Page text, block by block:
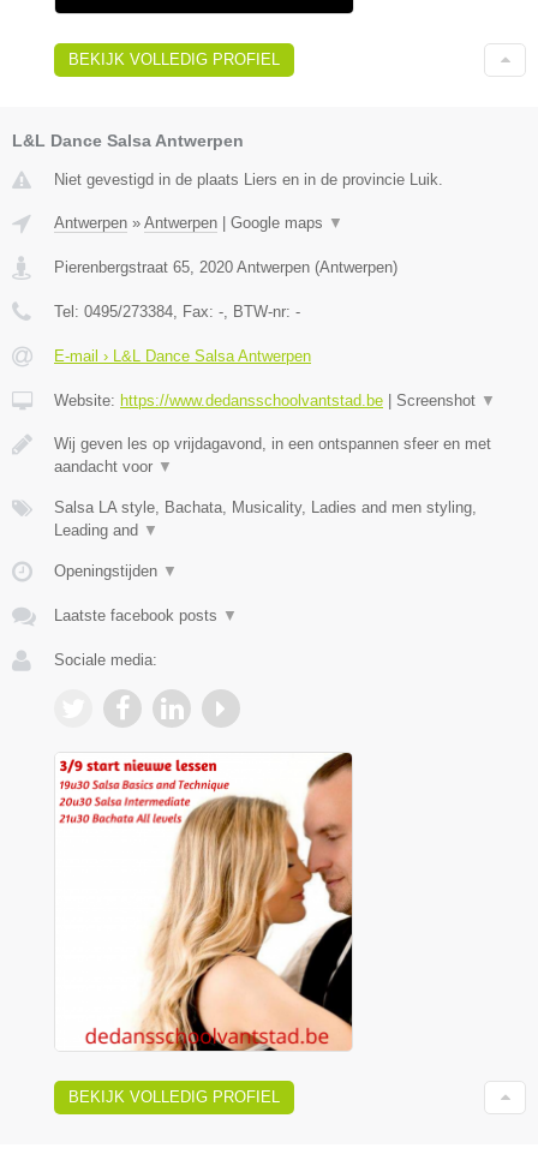
BEKIJK VOLLEDIG PROFIEL
L&L Dance Salsa Antwerpen
Niet gevestigd in de plaats Liers en in de provincie Luik.
Antwerpen » Antwerpen | Google maps ▼
Pierenbergstraat 65 2020 Antwerpen (Antwerpen)
Tel: 0495/273384 , Fax: - , BTW-nr: -
E-mail › L&L Dance Salsa Antwerpen
Website: https://www.dedansschoolvantstad.be | Screenshot ▼
Wij geven les op vrijdagavond, in een ontspannen sfeer en met
aandacht voor ▼
Salsa LA style, Bachata, Musicality, Ladies and men styling,
Leading and ▼
Openingstijden ▼
Laatste facebook posts ▼
Sociale media:
BEKIJK VOLLEDIG PROFIEL